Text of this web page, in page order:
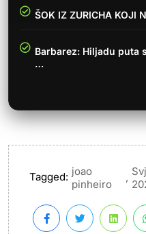
ŠOK IZ ZURICHA KOJI
Barbarez: Hiljadu puta
…
Tagged: joao
pinheiro
,